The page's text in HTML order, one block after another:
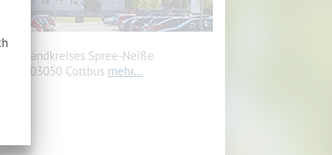
des Landkreises Spree-Neiße
5, 03050 Cottbus mehr…